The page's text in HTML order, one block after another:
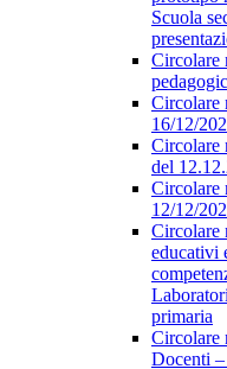
Scuola
Circolare
Circolare
16/12/
Circolare
del
Circolare
12/12/
Circolare
educativi
primaria
Circolare
Docenti